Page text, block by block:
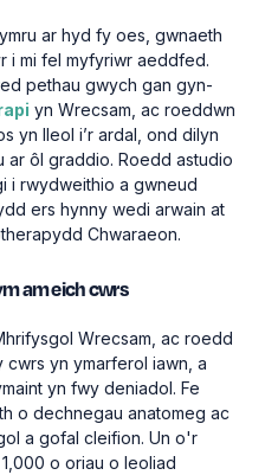
ar hyd fy oes, gwnaeth
i mi fel myfyriwr aeddfed.
pethau gwych gan gyn-
yn Wrecsam, ac roeddwn
yn lleol i’r ardal, ond dilyn
ôl graddio. Roedd astudio
i rwydweithio a gwneud
ers hynny wedi arwain at
Chwaraeon.
am eich cwrs
Wrecsam, ac roedd
yn ymarferol iawn, a
yn fwy deniadol. Fe
o dechnegau anatomeg ac
a gofal cleifion. Un o'r
o oriau o leoliad